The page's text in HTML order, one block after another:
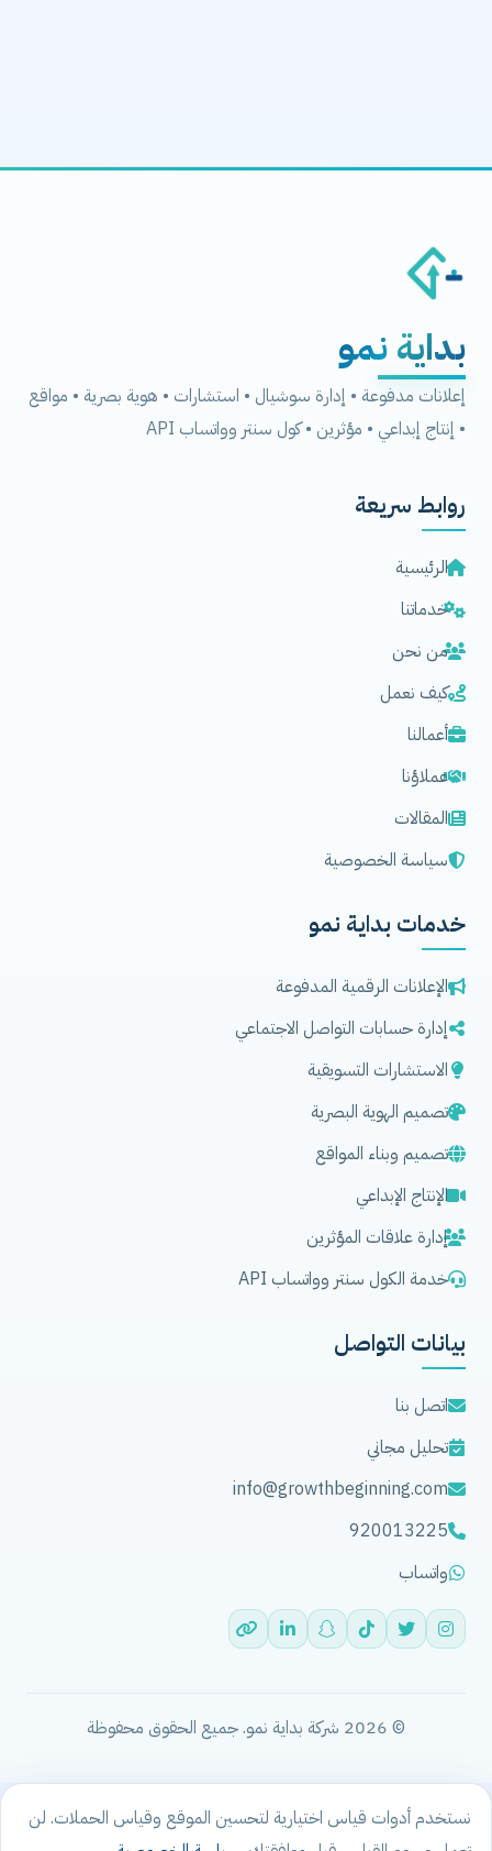
بدايةنمو
إعلانات مدفوعة • إدارة سوشيال • استشارات • هوية بصرية • مواقع
• إنتاج إبداعي • مؤثرين • كول سنتر وواتساب API
روابط سريعة
الرئيسية
خدماتنا
من نحن
كيف نعمل
أعمالنا
عملاؤنا
المقالات
سياسة الخصوصية
خدمات بداية نمو
الإعلانات الرقمية المدفوعة
إدارة حسابات التواصل الاجتماعي
الاستشارات التسويقية
تصميم الهوية البصرية
تصميم وبناء المواقع
الإنتاج الإبداعي
إدارة علاقات المؤثرين
خدمة الكول سنتر وواتساب API
بيانات التواصل
اتصل بنا
تحليل مجاني
info@growthbeginning.com
920013225
واتساب
© 2026 شركة بداية نمو. جميع الحقوق محفوظة
نستخدم أدوات قياس اختيارية لتحسين الموقع وقياس الحملات. لن